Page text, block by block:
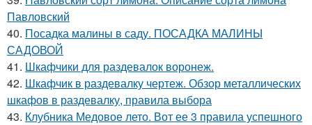
Павловский
40. Посадка малины в саду. ПОСАДКА МАЛИНЫ
САДОВОЙ
41. Шкафчики для раздевалок воронеж.
42. Шкафчик в раздевалку чертеж. Обзор металлических
шкафов в раздевалку, правила выбора
43. Клубника Медовое лето. Вот ее 3 правила успешного